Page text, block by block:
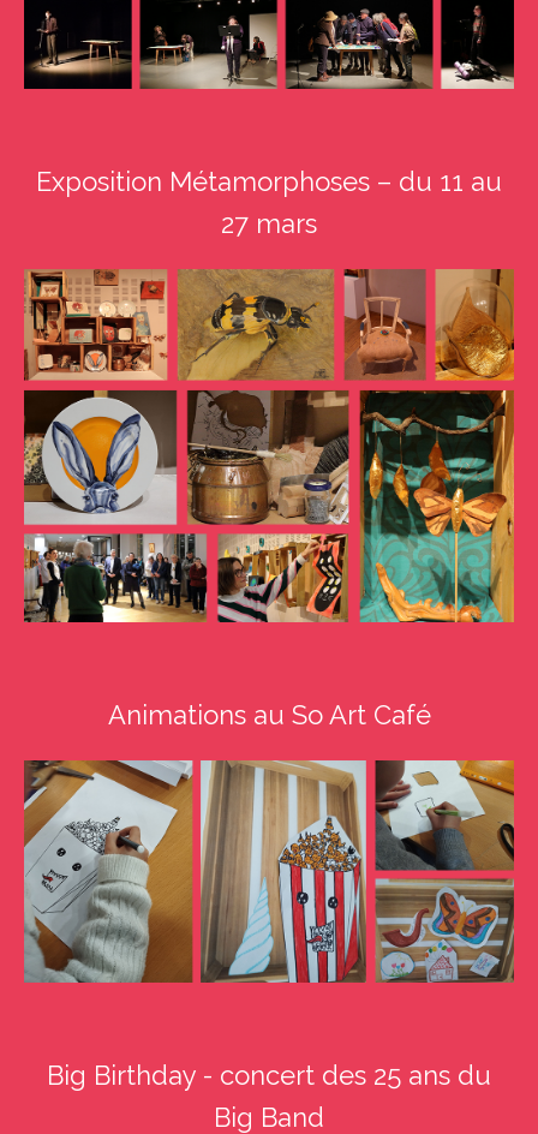
Exposition Métamorphoses – du 11 au
27 mars
Animations au So Art Café
Big Birthday - concert des 25 ans du
Big Band